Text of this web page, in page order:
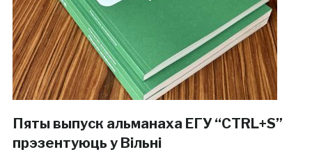
Пяты выпуск альманаха ЕГУ “CTRL+S”
прэзентуюць у Вільні